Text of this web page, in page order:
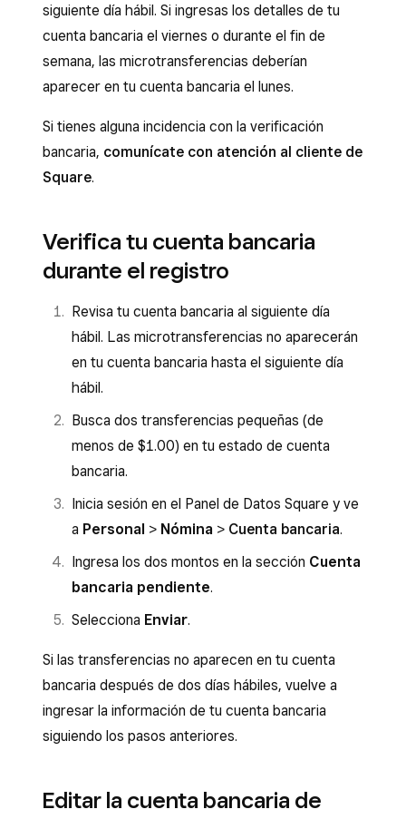
siguiente día hábil. Si ingresas los detalles de tu
cuenta bancaria el viernes o durante el fin de
semana, las microtransferencias deberían
aparecer en tu cuenta bancaria el lunes.
Si tienes alguna incidencia con la verificación
bancaria, comunícate con atención al cliente de
Square.
Verifica tu cuenta bancaria
durante el registro
Revisa tu cuenta bancaria al siguiente día
hábil. Las microtransferencias no aparecerán
en tu cuenta bancaria hasta el siguiente día
hábil.
Busca dos transferencias pequeñas (de
menos de $1.00) en tu estado de cuenta
bancaria.
Inicia sesión en el Panel de Datos Square y ve
a Personal > Nómina > Cuenta bancaria.
Ingresa los dos montos en la sección Cuenta
bancaria pendiente.
Selecciona Enviar.
Si las transferencias no aparecen en tu cuenta
bancaria después de dos días hábiles, vuelve a
ingresar la información de tu cuenta bancaria
siguiendo los pasos anteriores.
Editar la cuenta bancaria de